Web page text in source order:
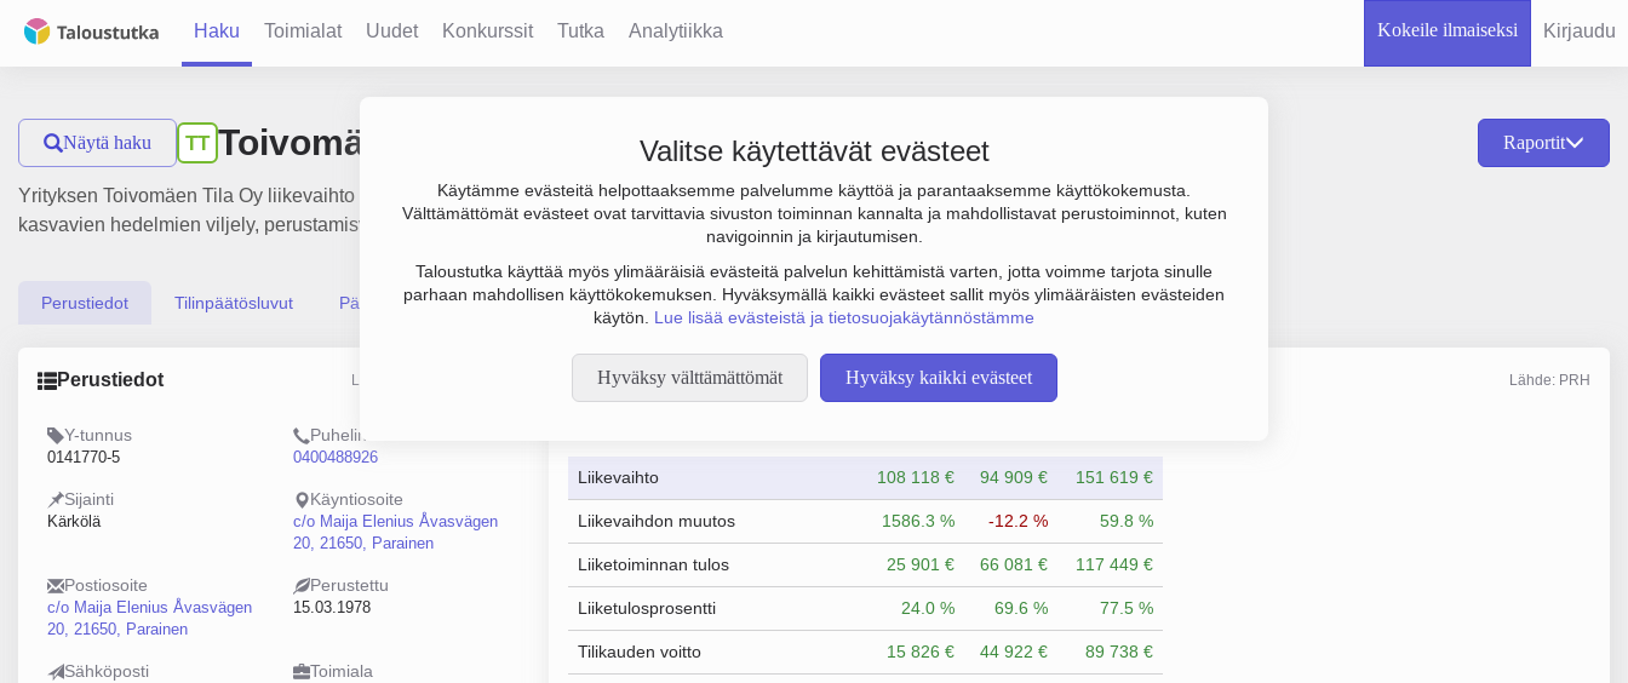
Haku Toimialat Uudet Konkurssit Tutka Analytiikka Kokeile ilmaiseksi Kirjaudu
Valitse käytettävät evästeet
Käytämme evästeitä helpottaaksemme palvelumme käyttöä ja parantaaksemme käyttökokemusta.
Välttämättömät evästeet ovat tarvittavia sivuston toiminnan kannalta ja mahdollistavat perustoiminnot, kuten
navigoinnin ja kirjautumisen.
Taloustutka käyttää myös ylimääräisiä evästeitä palvelun kehittämistä varten, jotta voimme tarjota sinulle
parhaan mahdollisen käyttökokemuksen. Hyväksymällä kaikki evästeet sallit myös ylimääräisten evästeiden
käytön. Lue lisää evästeistä ja tietosuojakäytännöstämme
Hyväksy välttämättömät Hyväksy kaikki evästeet
Näytä haku TT Toivomäen Tila Oy Raportit
Yrityksen Toivomäen Tila Oy liikevaihto on 152 000 € ja tulos 117 000 €. Sen päätoimiala on Marjojen, pähkinöiden ja muiden puissa ja pensaissa
kasvavien hedelmien viljely, perustamisvuosi 1978 ja sijainti Kärkölä. Yrityksen yhtiömuoto Osakeyhtiö (OY).
Perustiedot Tilinpäätösluvut Päättäjätiedot
Perustiedot Lähde: YTJ, PRH, Traficom
Y-tunnus
0141770-5
Puhelin
0400488926
Sijainti
Kärkölä
Käyntiosoite
c/o Maija Elenius Åvasvägen
20, 21650, Parainen
Postiosoite
c/o Maija Elenius Åvasvägen
20, 21650, Parainen
Perustettu
15.03.1978
Sähköposti Toimiala
Taloustiedot Lähde: PRH
Liikevaihto 108 118 € 94 909 € 151 619 €
Liikevaihdon muutos 1586.3 % -12.2 % 59.8 %
Liiketoiminnan tulos 25 901 € 66 081 € 117 449 €
Liiketulosprosentti 24.0 % 69.6 % 77.5 %
Tilikauden voitto 15 826 € 44 922 € 89 738 €